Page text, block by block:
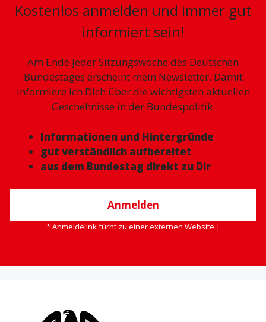
Kostenlos anmelden und immer gut
informiert sein!
Am Ende jeder Sitzungswoche des Deutschen
Bundestages erscheint mein Newsletter. Damit
informiere ich Dich über die wichtigsten aktuellen
Geschehnisse in der Bundespolitik.
Informationen und Hintergründe
gut verständlich aufbereitet
aus dem Bundestag direkt zu Dir
Anmelden
* Anmeldelink fürht zu einer externen Website |